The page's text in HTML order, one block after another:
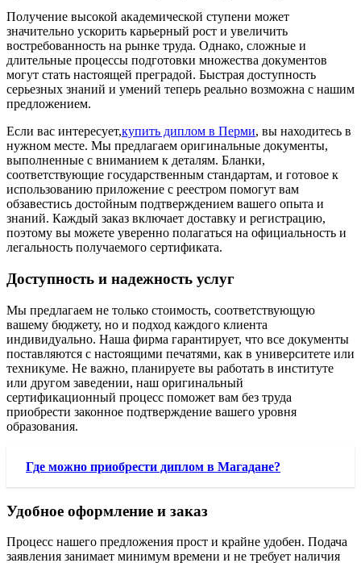
Получение высокой академической ступени может
значительно ускорить карьерный рост и увеличить
востребованность на рынке труда. Однако, сложные и
длительные процессы подготовки множества документов
могут стать настоящей преградой. Быстрая доступность
серьезных знаний и умений теперь реально возможна с нашим
предложением.
Если вас интересует,купить диплом в Перми, вы находитесь в
нужном месте. Мы предлагаем оригинальные документы,
выполненные с вниманием к деталям. Бланки,
соответствующие государственным стандартам, и готовое к
использованию приложение с реестром помогут вам
обзавестись достойным подтверждением вашего опыта и
знаний. Каждый заказ включает доставку и регистрацию,
поэтому вы можете уверенно полагаться на официальность и
легальность получаемого сертификата.
Доступность и надежность услуг
Мы предлагаем не только стоимость, соответствующую
вашему бюджету, но и подход каждого клиента
индивидуально. Наша фирма гарантирует, что все документы
поставляются с настоящими печатями, как в университете или
техникуме. Не важно, планируете вы работать в институте
или другом заведении, наш оригинальный
сертификационный процесс поможет вам без труда
приобрести законное подтверждение вашего уровня
образования.
Где можно приобрести диплом в Магадане?
Удобное оформление и заказ
Процесс нашего предложения прост и крайне удобен. Подача
заявления занимает минимум времени и не требует наличия